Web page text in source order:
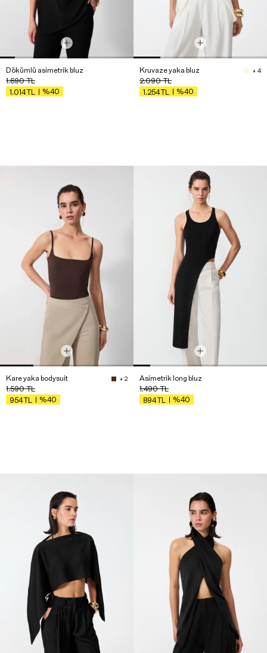
Dökümlü asimetrik bluz
1.690TL
1.014TL %40
Kruvaze yaka bluz + 4
2.090TL
1.254TL %40
Kare yaka bodysuit + 2
1.590TL
954TL %40
Asimetrik long bluz
1.490TL
894TL %40